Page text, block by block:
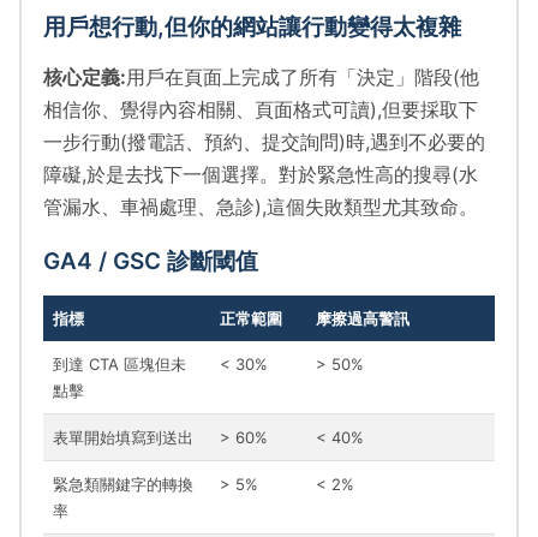
用戶想行動,但你的網站讓行動變得太複雜
核心定義:用戶在頁面上完成了所有「決定」階段(他
相信你、覺得內容相關、頁面格式可讀),但要採取下
一步行動(撥電話、預約、提交詢問)時,遇到不必要的
障礙,於是去找下一個選擇。對於緊急性高的搜尋(水
管漏水、車禍處理、急診),這個失敗類型尤其致命。
GA4 / GSC 診斷閾值
指標 正常範圍 摩擦過高警訊
到達 CTA 區塊但未
點擊
< 30% > 50%
表單開始填寫到送出 > 60% < 40%
緊急類關鍵字的轉換
率
> 5% < 2%